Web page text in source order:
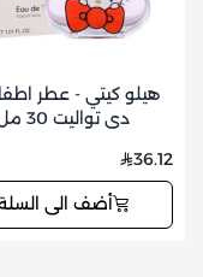
هيلو كيتي - عطر
دي تواليت 30 مل
36.12
أضف الى